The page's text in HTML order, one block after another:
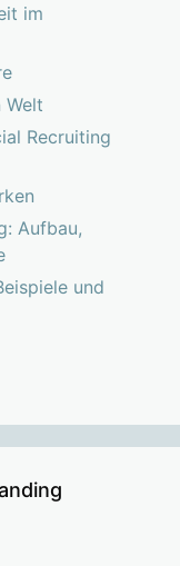
im
Welt
Recruiting
Aufbau,
und